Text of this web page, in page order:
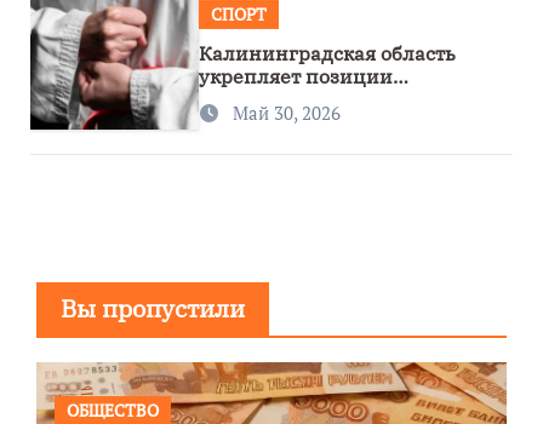
СПОРТ
Калининградская область
укрепляет позиции
спортивного региона
Май 30, 2026
Вы пропустили
ОБЩЕСТВО